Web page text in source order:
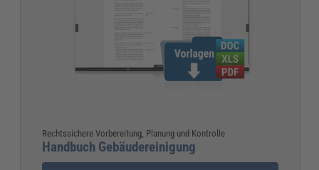
Rechtssichere Vorbereitung, Planung und Kontrolle
Handbuch Gebäudereinigung